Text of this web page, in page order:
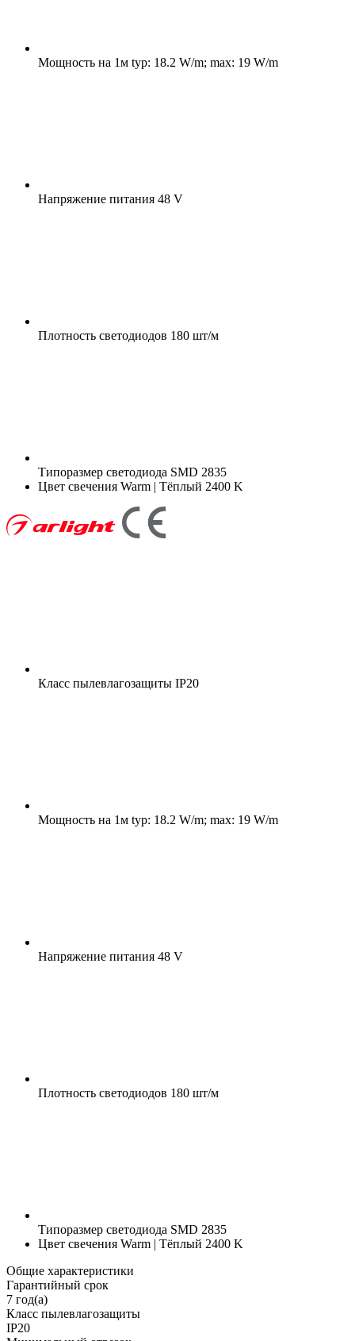
Мощность на 1м typ: 18.2 W/m; max: 19 W/m
Напряжение питания 48 V
Плотность светодиодов 180 шт/м
Типоразмер светодиода SMD 2835
Цвет свечения Warm | Тёплый 2400 K
Класс пылевлагозащиты IP20
Мощность на 1м typ: 18.2 W/m; max: 19 W/m
Напряжение питания 48 V
Плотность светодиодов 180 шт/м
Типоразмер светодиода SMD 2835
Цвет свечения Warm | Тёплый 2400 K
Общие характеристики
Гарантийный срок
7 год(а)
Класс пылевлагозащиты
IP20